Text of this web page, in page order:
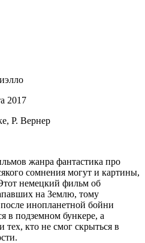
2017
Р. Вернер
жанра фантастика про
сомнения могут и картины,
немецкий фильм об
на Землю, тому
инопланетной бойни
в подземном бункере, а
тех, кто не смог скрыться в